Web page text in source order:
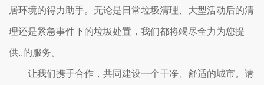
居环境的得力助手。无论是日常垃圾清理、大型活动后的清
理还是紧急事件下的垃圾处置，我们都将竭尽全力为您提
供..的服务。
让我们携手合作，共同建设一个干净、舒适的城市。请